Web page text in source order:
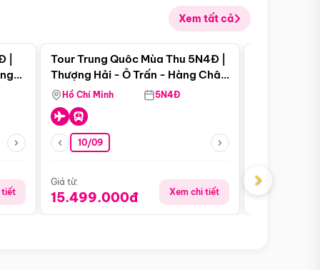
Xem tất cả
|
tiết
Điểm nổi bật
Tour Trung Quôc Mùa Thu 5N4Đ |
Thượng Hải - Ô Trấn - Hàng Châu
(Tour Không Shopping)
Hồ Chí Minh 5N4Đ
10/09
Giá từ:
15.499.000đ Xem chi tiết
Giá từ:
›